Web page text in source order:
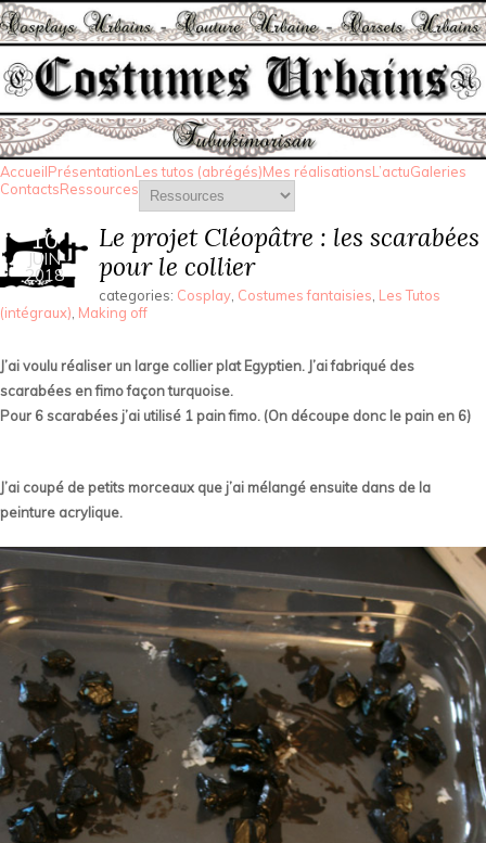
AccueilPrésentationLes tutos (abrégés)Mes réalisationsL’actuGaleries
ContactsRessources
10
JUIN
2018
Le projet Cléopâtre : les scarabées
pour le collier
categories: Cosplay Costumes fantaisies Les Tutos
(intégraux) Making off
J’ai voulu réaliser un large collier plat Egyptien. J’ai fabriqué des
scarabées en fimo façon turquoise.
Pour 6 scarabées j’ai utilisé 1 pain fimo. (On découpe donc le pain en 6)
J’ai coupé de petits morceaux que j’ai mélangé ensuite dans de la
peinture acrylique.